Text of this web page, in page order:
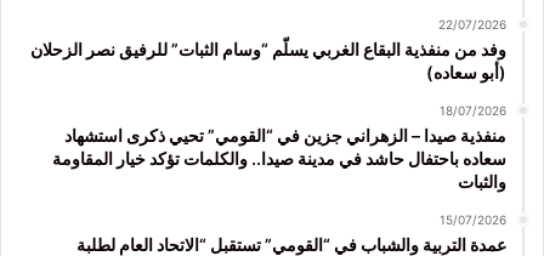
22/07/2026
وفد من منفذية البقاع الغربي يسلّم “وسام الثبات” للرفيق نصر الزحلان
(أبو سعاده)
18/07/2026
منفذية صيدا – الزهراني جزين في “القومي” تحيي ذكرى استشهاد
سعاده باحتفال حاشد في مدينة صيدا.. والكلمات تؤكد خيار المقاومة
والثبات
15/07/2026
عمدة التربية والشباب في “القومي” تستقبل “الاتحاد العام لطلبة